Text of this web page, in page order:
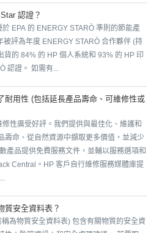
認證？
EPA 的 ENERGY STARÒ 準則的節能產
評為年度 ENERGY STARÒ 合作夥伴 (持
貨的 84% 的 HP 個人系統和 93% 的 HP 印
認證。 如需有...
耐用性 (包括延長產品壽命、可維修性或
性廣受好評。我們提供與最佳化、維護和
壽命、從自然資源中擷取更多價值，並減少
產品提供免費服務文件，並輔以服務選項和
Central。HP 客戶自行維修服務媒體庫提
質安全資料表？
為物質安全資料表) 包含有關物質的安全資